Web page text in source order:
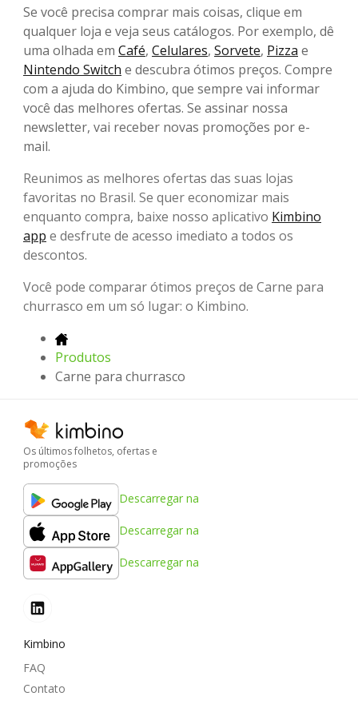
Se você precisa comprar mais coisas, clique em
qualquer loja e veja seus catálogos. Por exemplo, dê
uma olhada em Café, Celulares, Sorvete, Pizza e
Nintendo Switch e descubra ótimos preços. Compre
com a ajuda do Kimbino, que sempre vai informar
você das melhores ofertas. Se assinar nossa
newsletter, vai receber novas promoções por e-
mail.
Reunimos as melhores ofertas das suas lojas
favoritas no Brasil. Se quer economizar mais
enquanto compra, baixe nosso aplicativo Kimbino
app e desfrute de acesso imediato a todos os
descontos.
Você pode comparar ótimos preços de Carne para
churrasco em um só lugar: o Kimbino.
Produtos
Carne para churrasco
Os últimos folhetos, ofertas e
promoções
Descarregar na
Descarregar na
Descarregar na
Kimbino
FAQ
Contato